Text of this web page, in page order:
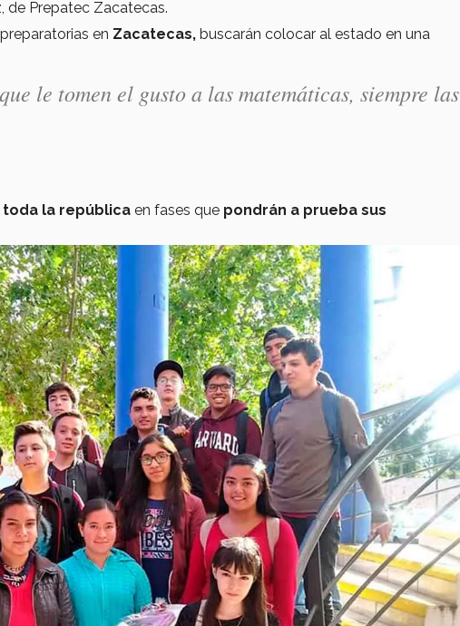
de Prepatec Zacatecas.
en Zacatecas, buscarán colocar al estado en una
le tomen el gusto a las matemáticas, siempre las
la república en fases que pondrán a prueba sus